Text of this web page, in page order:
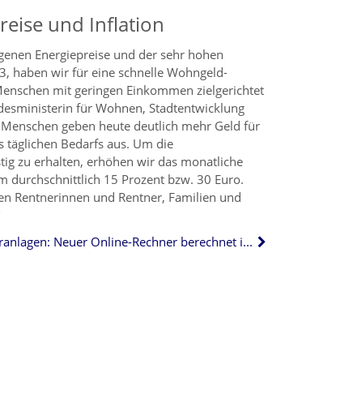
und Inflation
Energiepreise und der sehr hohen
haben wir für eine schnelle Wohngeld-
mit geringen Einkommen zielgerichtet
für Wohnen, Stadtentwicklung
geben heute deutlich mehr Geld für
täglichen Bedarfs aus. Um die
zu erhalten, erhöhen wir das monatliche
durchschnittlich 15 Prozent bzw. 30 Euro.
Rentnerinnen und Rentner, Familien und
Solaranlagen: Neuer Online-Rechner berechnet individuelle Wirtschaftlichkeit